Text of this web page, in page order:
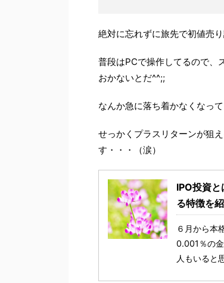
絶対に忘れずに旅先で初値売り
普段はPCで操作してるので、
おかないとだ^^;;
なんか急に落ち着かなくなって
せっかくプラスリターンが狙
す・・・（涙）
IPO投資
る特徴を紹
６月から本
0.001％の
人もいると